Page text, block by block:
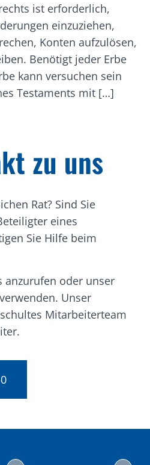
ist erforderlich,
einzuziehen,
Konten aufzulösen,
Benötigt jeder Erbe
kann versuchen sein
Testaments mit […]
zu uns
Rat? Sind Sie
eines
Sie Hilfe beim
anzurufen oder unser
Unser
Mitarbeiterteam